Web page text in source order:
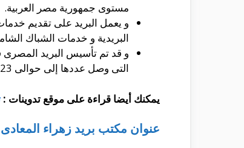
مستوى جمهورية مصر العربية.
و يعمل البريد على تقديم
البريدية و خدمات الشباك
التى وصل عددها إلى حوالى 3723 مكتب فى جميع الأنحاء من أجل تقديم الخدمة.
يمكنك أيضا قراءة على موقع تدوينات :
عنوان مكتب بريد زهراء